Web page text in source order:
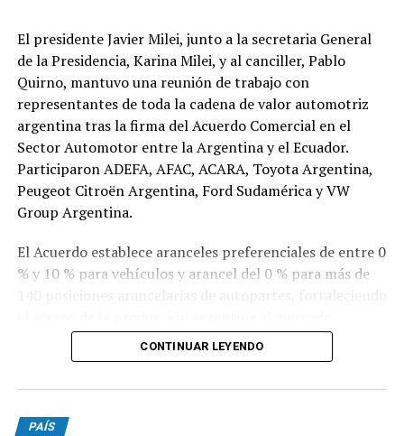
El presidente Javier Milei, junto a la secretaria General
de la Presidencia, Karina Milei, y al canciller, Pablo
Quirno, mantuvo una reunión de trabajo con
representantes de toda la cadena de valor automotriz
argentina tras la firma del Acuerdo Comercial en el
Sector Automotor entre la Argentina y el Ecuador.
Participaron ADEFA, AFAC, ACARA, Toyota Argentina,
Peugeot Citroën Argentina, Ford Sudamérica y VW
Group Argentina.
El Acuerdo establece aranceles preferenciales de entre 0
% y 10 % para vehículos y arancel del 0 % para más de
ecuatoriano.
ampliar la cantidad de modelos exportados y consolidar
CONTINUAR LEYENDO
PAÍS